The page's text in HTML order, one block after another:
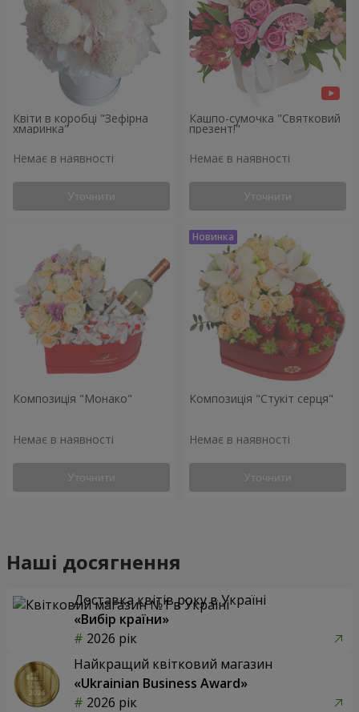
Квіти в коробці "Зефірна
хмаринка"
Немає в наявності
Уточнити
Кашпо-сумочка "Святковий
презент!"
Немає в наявності
Уточнити
Композиція "Монако"
Немає в наявності
Уточнити
Композиція "Стукіт серця"
Немає в наявності
Уточнити
Наші досягнення
Доставка квітів року в Україні
«Вибір країни»
2026 рік
Найкращий квітковий магазин
«Ukrainian Business Award»
2026 рік